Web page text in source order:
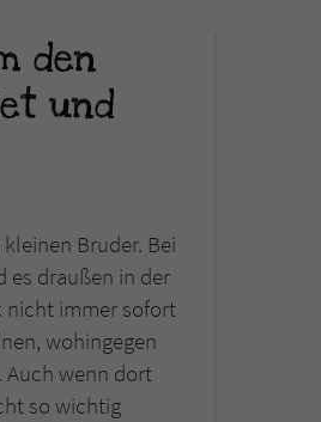
den
und
Bruder. Bei
es draußen in der
nicht immer sofort
wohingegen
Auch wenn dort
so wichtig
& Co. KG
& Co. KG